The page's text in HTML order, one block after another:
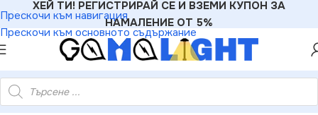
Прескочи към навигация
Прескочи към основното съдържание
ХЕЙ ТИ! РЕГИСТРИРАЙ СЕ И ВЗЕМИ КУПОН ЗА
НАМАЛЕНИЕ ОТ 5%
Електроматериали»Розетки»Kanlux 27345 Капачка DOMO